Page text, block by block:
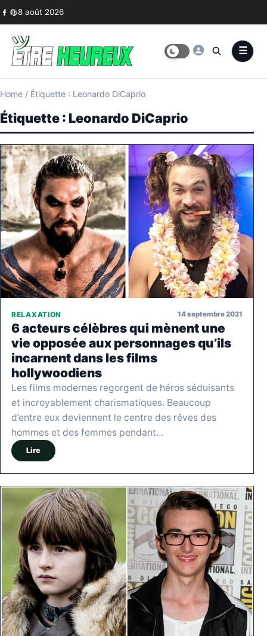
Skip to content
8 août 2026
Home / Étiquette : Leonardo DiCaprio
Étiquette : Leonardo DiCaprio
RELAXATION 14 septembre 2021
6 acteurs célèbres qui mènent une
vie opposée aux personnages qu’ils
incarnent dans les films
hollywoodiens
Les films modernes regorgent de héros séduisants
et incroyablement charismatiques. Beaucoup
d’entre eux deviennent le centre des rêves des
hommes et des femmes pendant…
Lire